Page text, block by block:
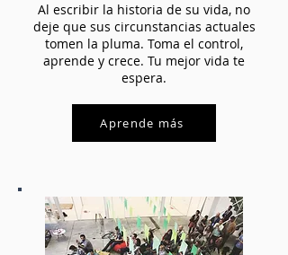
Al escribir la historia de su vida, no
deje que sus circunstancias actuales
tomen la pluma. Toma el control,
aprende y crece. Tu mejor vida te
espera.
Aprende más